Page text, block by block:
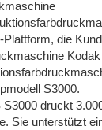
die
S3000.
druckt
Sie unterstützt